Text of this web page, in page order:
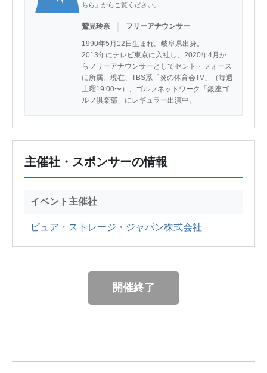
ちら」からご覧ください。
鷲見玲奈 フリーアナウンサー
1990年5月12日生まれ。岐阜県出身。
2013年にテレビ東京に入社し、2020年4月か
らフリーアナウンサーとしてセント・フォース
に所属。現在、TBS系「炎の体育会TV」（毎週
土曜19:00〜）、ゴルフネットワーク「銀座ゴ
ルフ倶楽部」にレギュラー出演中。
主催社・スポンサーの情報
イベント主催社
ピュア・ストレージ・ジャパン株式会社
開催終了